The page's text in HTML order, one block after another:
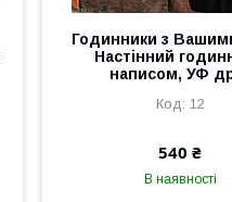
Годинники з
Настінний
написом, УФ
12
540 ₴
В наявності